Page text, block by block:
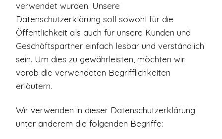
verwendet wurden. Unsere
Datenschutzerklärung soll sowohl für die
Öffentlichkeit als auch für unsere Kunden und
Geschäftspartner einfach lesbar und verständlich
sein. Um dies zu gewährleisten, möchten wir
vorab die verwendeten Begrifflichkeiten
erläutern.
Wir verwenden in dieser Datenschutzerklärung
unter anderem die folgenden Begriffe: